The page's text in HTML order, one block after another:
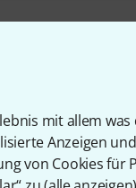
mit allem
Anzeigen
von Cookies für
3%